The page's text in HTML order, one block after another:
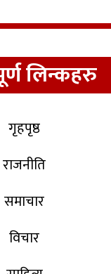
लिन्कहरु
गृहपृष्ठ
राजनीति
समाचार
विचार